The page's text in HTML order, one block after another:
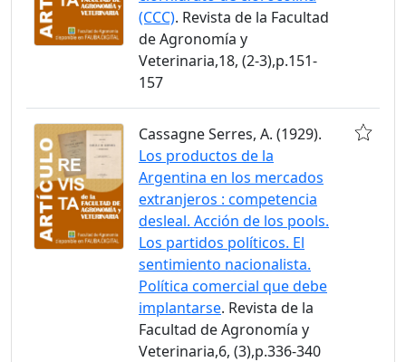
(CCC). Revista de la Facultad
de Agronomía y
Veterinaria,18, (2-3),p.151-
157
Cassagne Serres, A. (1929).
Los productos de la
Argentina en los mercados
extranjeros : competencia
desleal. Acción de los pools.
Los partidos políticos. El
sentimiento nacionalista.
Política comercial que debe
implantarse. Revista de la
Facultad de Agronomía y
Veterinaria,6, (3),p.336-340